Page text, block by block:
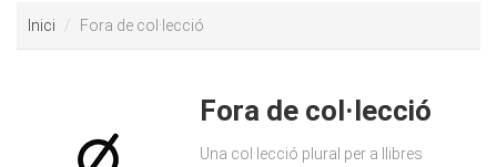
Inici Fora de col·lecció
Fora de col·lecció
Una col·lecció plural per a llibres